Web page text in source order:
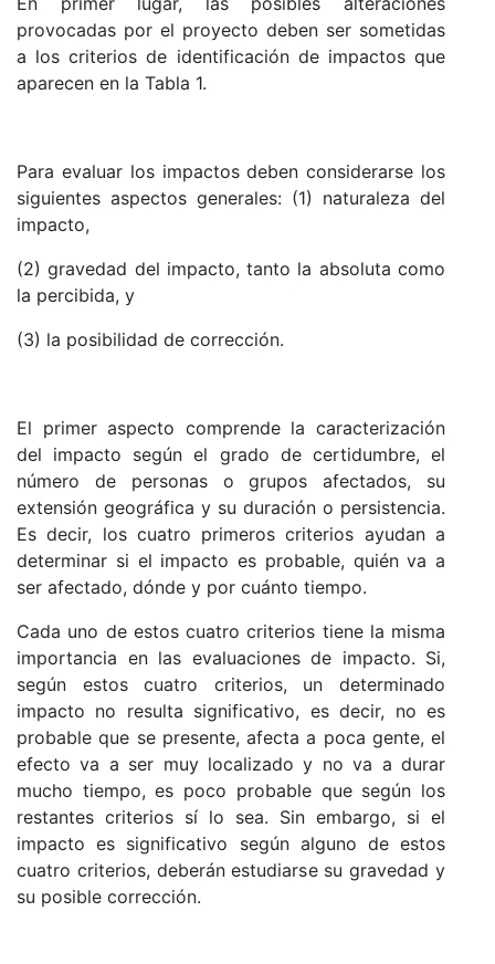
provocadas por el proyecto deben ser sometidas
a los criterios de identificación de impactos que
aparecen en la Tabla 1.
Para evaluar los impactos deben considerarse los
siguientes aspectos generales: (1) naturaleza del
impacto,
(2) gravedad del impacto, tanto la absoluta como
la percibida, y
(3) la posibilidad de corrección.
El primer aspecto comprende la caracterización
del impacto según el grado de certidumbre, el
número de personas o grupos afectados, su
extensión geográfica y su duración o persistencia.
Es decir, los cuatro primeros criterios ayudan a
determinar si el impacto es probable, quién va a
ser afectado, dónde y por cuánto tiempo.
Cada uno de estos cuatro criterios tiene la misma
importancia en las evaluaciones de impacto. Si,
según estos cuatro criterios, un determinado
impacto no resulta significativo, es decir, no es
probable que se presente, afecta a poca gente, el
efecto va a ser muy localizado y no va a durar
mucho tiempo, es poco probable que según los
restantes criterios sí lo sea. Sin embargo, si el
impacto es significativo según alguno de estos
cuatro criterios, deberán estudiarse su gravedad y
su posible corrección.